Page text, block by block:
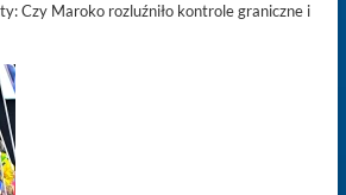
Czy Maroko rozluźniło kontrole graniczne i